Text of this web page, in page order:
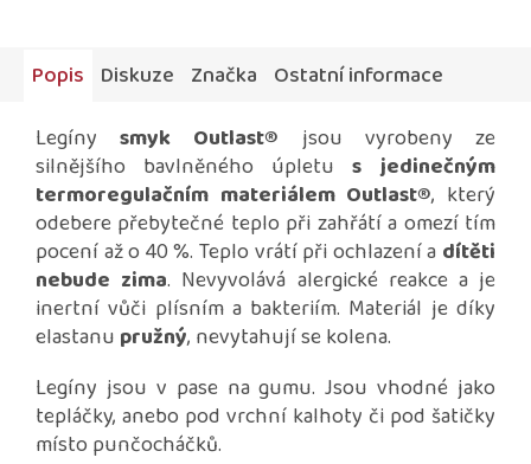
Popis Diskuze Značka Ostatní informace
Legínysmyk Outlast® jsou vyrobeny ze
silnějšího bavlněného úpletu s jedinečným
termoregulačním materiálem Outlast®, který
odebere přebytečné teplo při zahřátí a omezí tím
pocení až o 40 %. Teplo vrátí při ochlazení a dítěti
nebude zima. Nevyvolává alergické reakce a je
inertní vůči plísním a bakteriím. Materiál je díky
elastanu pružný, nevytahují se kolena.
Legíny jsou v pase na gumu. Jsou vhodné jako
tepláčky, anebo pod vrchní kalhoty či pod šatičky
místo punčocháčků.